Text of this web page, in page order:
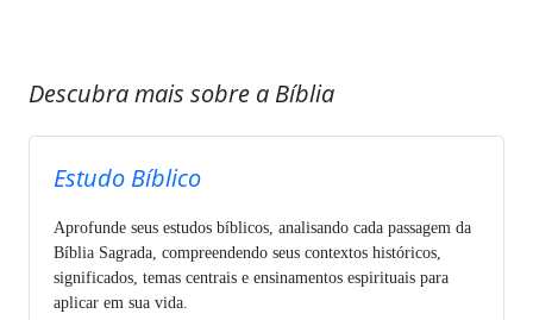
Descubra mais sobre a Bíblia
Estudo Bíblico
Aprofunde seus estudos bíblicos, analisando cada passagem da
Bíblia Sagrada, compreendendo seus contextos históricos,
significados, temas centrais e ensinamentos espirituais para
aplicar em sua vida.